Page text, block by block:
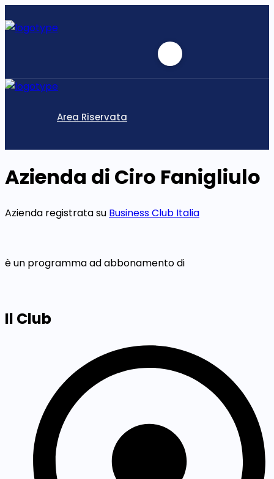
Area Riservata
Azienda di Ciro Fanigliulo
Azienda registrata su Business Club Italia
è un programma ad abbonamento di
Il Club